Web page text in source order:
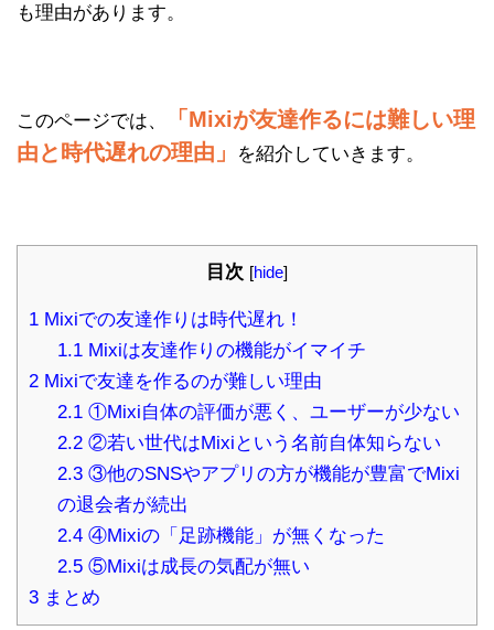
も理由があります。
このページでは、
「Mixiが友達作るには難しい理
由と時代遅れの理由」
を紹介していきます。
目次 [hide]
1 Mixiでの友達作りは時代遅れ！
1.1Mixiは友達作りの機能がイマイチ
2 Mixiで友達を作るのが難しい理由
2.1①Mixi自体の評価が悪く、ユーザーが少ない
2.2②若い世代はMixiという名前自体知らない
2.3③他のSNSやアプリの方が機能が豊富でMixi
の退会者が続出
2.4④Mixiの「足跡機能」が無くなった
2.5⑤Mixiは成長の気配が無い
3 まとめ